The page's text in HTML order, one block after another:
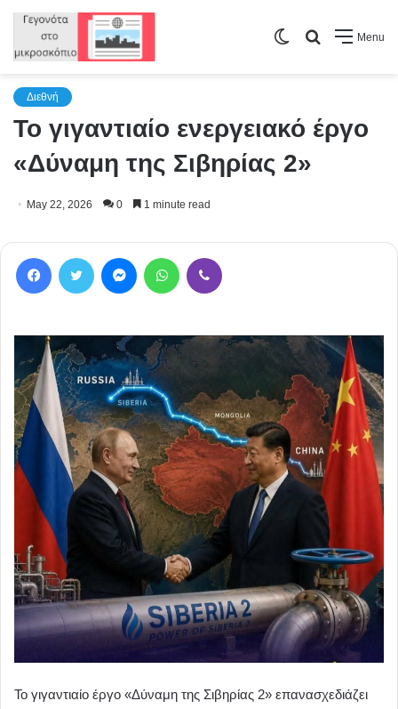
Menu
Search
Switch
Διεθνή
Το γιγαντιαίο ενεργειακό έργο
«Δύναμη της Σιβηρίας 2»
May 22, 2026 0 1 minute read
Το γιγαντιαίο έργο «Δύναμη της Σιβηρίας 2» επανασχεδιάζει